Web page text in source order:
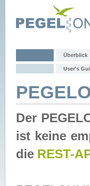
Überblick
User's
Der
ist keine
die REST-